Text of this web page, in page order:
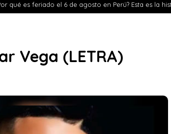
qué es feriado el 6 de agosto en Perú? Esta es la
Vega (LETRA)